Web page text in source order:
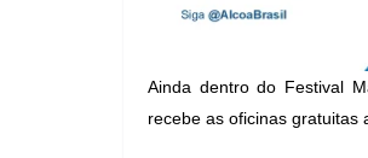
Ainda dentro do Festival
recebe as oficinas gratuitas